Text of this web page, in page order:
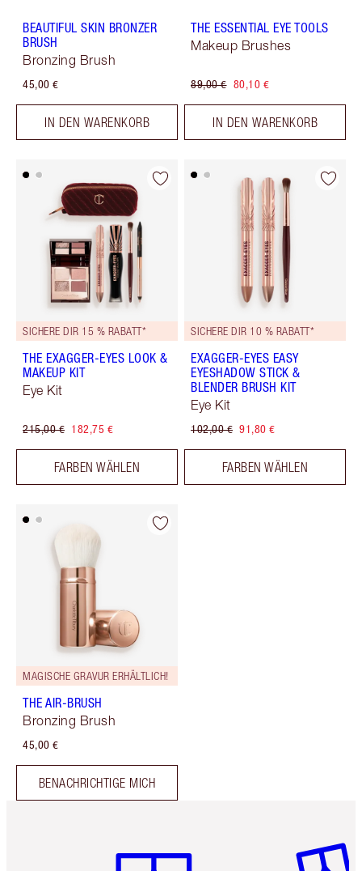
BEAUTIFUL SKIN BRONZER
BRUSH
Bronzing Brush
45,00 €
IN DEN WARENKORB
THE ESSENTIAL EYE TOOLS
Makeup Brushes
89,00 € 80,10 €
IN DEN WARENKORB
SICHERE DIR 15 % RABATT*
THE EXAGGER-EYES LOOK &
MAKEUP KIT
Eye Kit
215,00 € 182,75 €
FARBEN WÄHLEN
SICHERE DIR 10 % RABATT*
EXAGGER-EYES EASY
EYESHADOW STICK &
BLENDER BRUSH KIT
Eye Kit
102,00 € 91,80 €
FARBEN WÄHLEN
MAGISCHE GRAVUR ERHÄLTLICH!
THE AIR-BRUSH
Bronzing Brush
45,00 €
BENACHRICHTIGE MICH